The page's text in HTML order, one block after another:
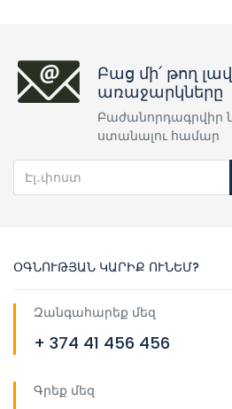
Բաց մի՛ թող
առաջարկները
Բաժանորդագրվիր
ստանալու համար
ՕԳՆՈՒԹՅԱՆ ԿԱՐԻՔ ՈՒՆԵՄ?
Զանգահարեք մեզ
+ 374 41 456 456
Գրեք մեզ